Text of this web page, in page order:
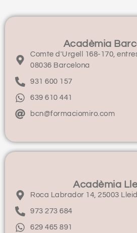
Acadèmia
Comte d'Urgell 168-170,
08036 Barcelona
931 600 157
639 610 441
bcn@formaciomiro.com
Acadèmia
Roca Labrador 14, 25003
973 273 684
629 465 891